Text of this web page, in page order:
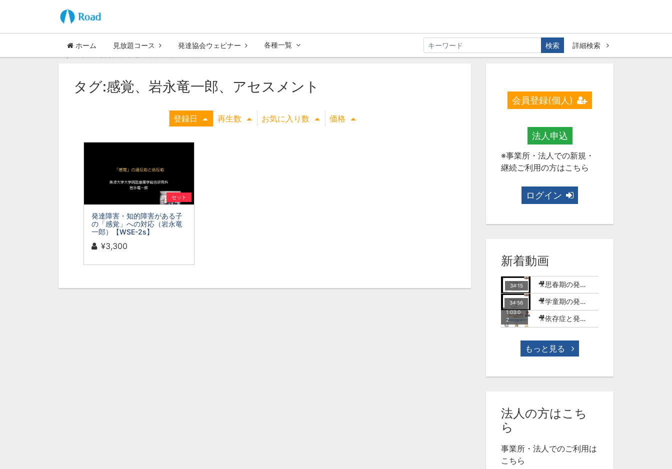
ホーム 見放題コース 発達協会ウェビナー 各種一覧 検索
詳細検索
タグ:感覚、岩永竜一郎、アセスメント
登録日 再生数 お気に入り数 価格
セット
発達障害・知的障害がある子
の「感覚」への対応（岩永竜
一郎）【WSE-2s】
¥3,300
会員登録(個人)
法人申込
※事業所・法人での新規・
継続ご利用の方はこちら
ログイン
新着動画
34:15 🎥思春期の発達障害のある子どもとSNSの世界【MT-18】
34:56 🎥学童期の発達障害のある子どもとSNSやゲームの世界【MT-17】
1:03:0
2
🎥依存症と発達障害-ゲーム行動症を中心に-(今村明)【WME-10】
もっと見る
法人の方はこち
ら
事業所・法人でのご利用は
こちら